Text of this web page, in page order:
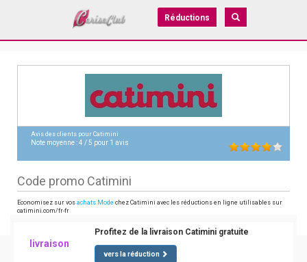
Réductions
Avis des clients pour Catimini
Note moyenne :4 /5 pour 1 avis
Code promo Catimini
Economisez sur vos achats Mode chez Catimini avec les réductions en ligne utilisables sur
catimini.com/fr-fr
livraison
Profitez de la livraison Catimini gratuite
vers la réduction